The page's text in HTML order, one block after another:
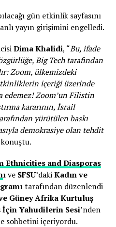
gün etkinlik sayfasını
yayın girişimini engelledi.
Dima Khalidi, “Bu, ifade
Big Tech tarafından
Zoom, ülkemizdeki
içeriği üzerinde
edemez!Zoom’un Filistin
kararının, İsrail
yürütülen baskı
demokrasiye olan tehdit
konuştu.
Ethnicities and Diasporas
ıve SFSU’dakiKadın ve
tarafından düzenlendi
Güney Afrika Kurtuluş
İçin Yahudilerin Sesi’nden
sohbetini içeriyordu.